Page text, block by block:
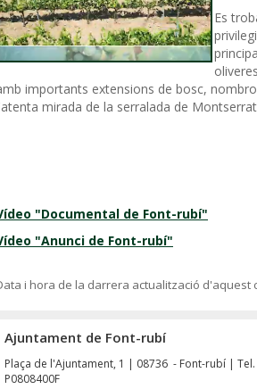
Es
importants extensions de bosc,
mirada de la serralada de
"Documental de Font-rubí"
"Anunci de Font-rubí"
i hora de la darrera actualització d'aquest
Ajuntament de Font-rubí
Plaça de l'Ajuntament, 1 | 08736 - Font-rubí | Tel.
P0808400F